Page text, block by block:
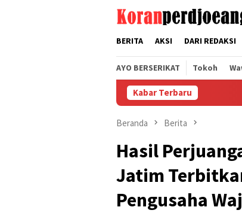
BERITA AKSI DARI REDAKSI
AYO BERSERIKAT Tokoh
Kabar Terbaru
Beranda Berita
Hasil
Jatim
Pengusaha